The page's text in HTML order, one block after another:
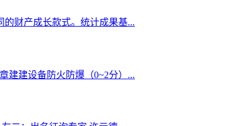
的财产成长款式。统计成果基...
建建设备防火防爆（0~2分）...